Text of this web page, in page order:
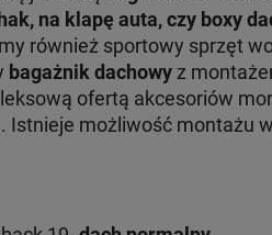
na klapę auta, czy boxy
również sportowy sprzęt
bagażnik dachowyz
ofertą akcesoriów
Istnieje możliwość montażu